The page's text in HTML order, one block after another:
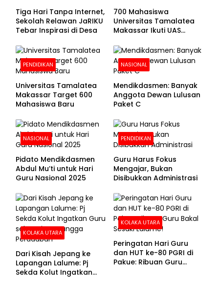
Tiga Hari Tanpa Internet,
Sekolah Relawan JaRIKU
Tebar Inspirasi di Desa
700 Mahasiswa
Universitas Tamalatea
Makassar Ikuti UAS
PENDIDIKAN
Universitas Tamalatea
Makassar Target 600
Mahasiswa Baru
NASIONAL
Mendikdasmen: Banyak
Anggota Dewan Lulusan
Paket C
NASIONAL
Pidato Mendikdasmen
Abdul Mu’ti untuk Hari
Guru Nasional 2025
PENDIDIKAN
Guru Harus Fokus
Mengajar, Bukan
Disibukkan Administrasi
KOLAKA UTARA
Dari Kisah Jepang ke
Lapangan Lalume: Pj
Sekda Kolut Ingatkan
KOLAKA UTARA
Peringatan Hari Guru
dan HUT ke-80 PGRI di
Pakue: Ribuan Guru